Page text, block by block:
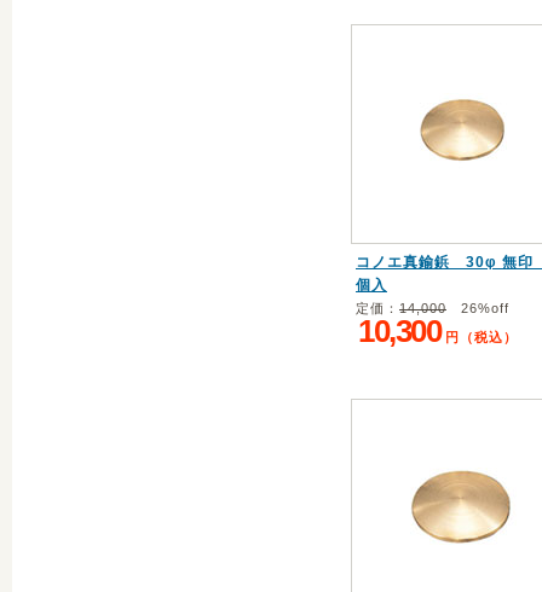
コノエ真鍮鋲 30φ 無
個入
定価： 14,000 26%off
10,300 円（税込）